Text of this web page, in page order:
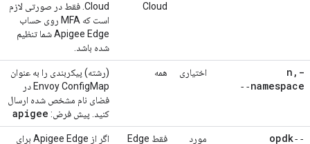
Cloud
Cloud. فقط در صورتی لازم
است که MFA روی حساب
Apigee Edge شما تنظیم
شده باشد.
-n
,
‑‑namespace
اختیاری همه
(رشته) پیکربندی را به عنوان
Envoy ConfigMap در
فضای نام مشخص شده ارسال
کنید. پیش فرض: apigee
‑‑opdk
مورد
فقط Edge
اگر از Apigee Edge برای